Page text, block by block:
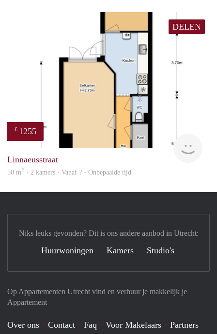
DELEN
€ 1255
Linnaeusstraat
50 m2 · 2 kamers · Vanaf ? - Onbepaalde tijd
Op Appartementen Utrecht vind en verhuur je makkelijk je
Appartement
Over ons Contact Faq Voor Makelaars Partners
Niks leuks gevonden? Dit is ons andere aanbod in Utrecht:
Huurwoningen Kamers Studio's